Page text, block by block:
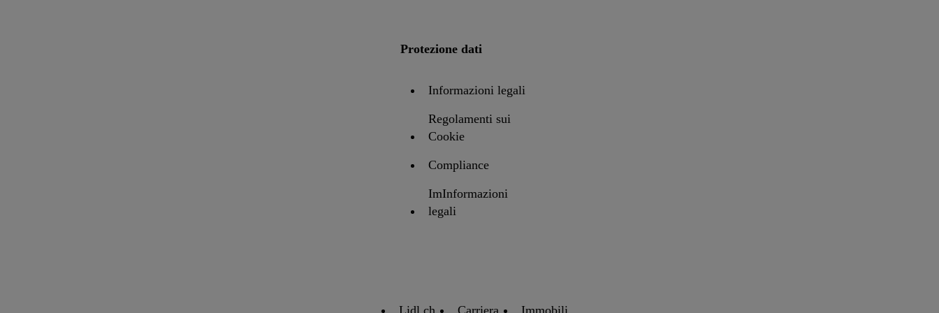
Protezione dati
Informazioni legali
Regolamenti sui
Cookie
Compliance
ImInformazioni
legali
Lidl.ch Carriera Immobili